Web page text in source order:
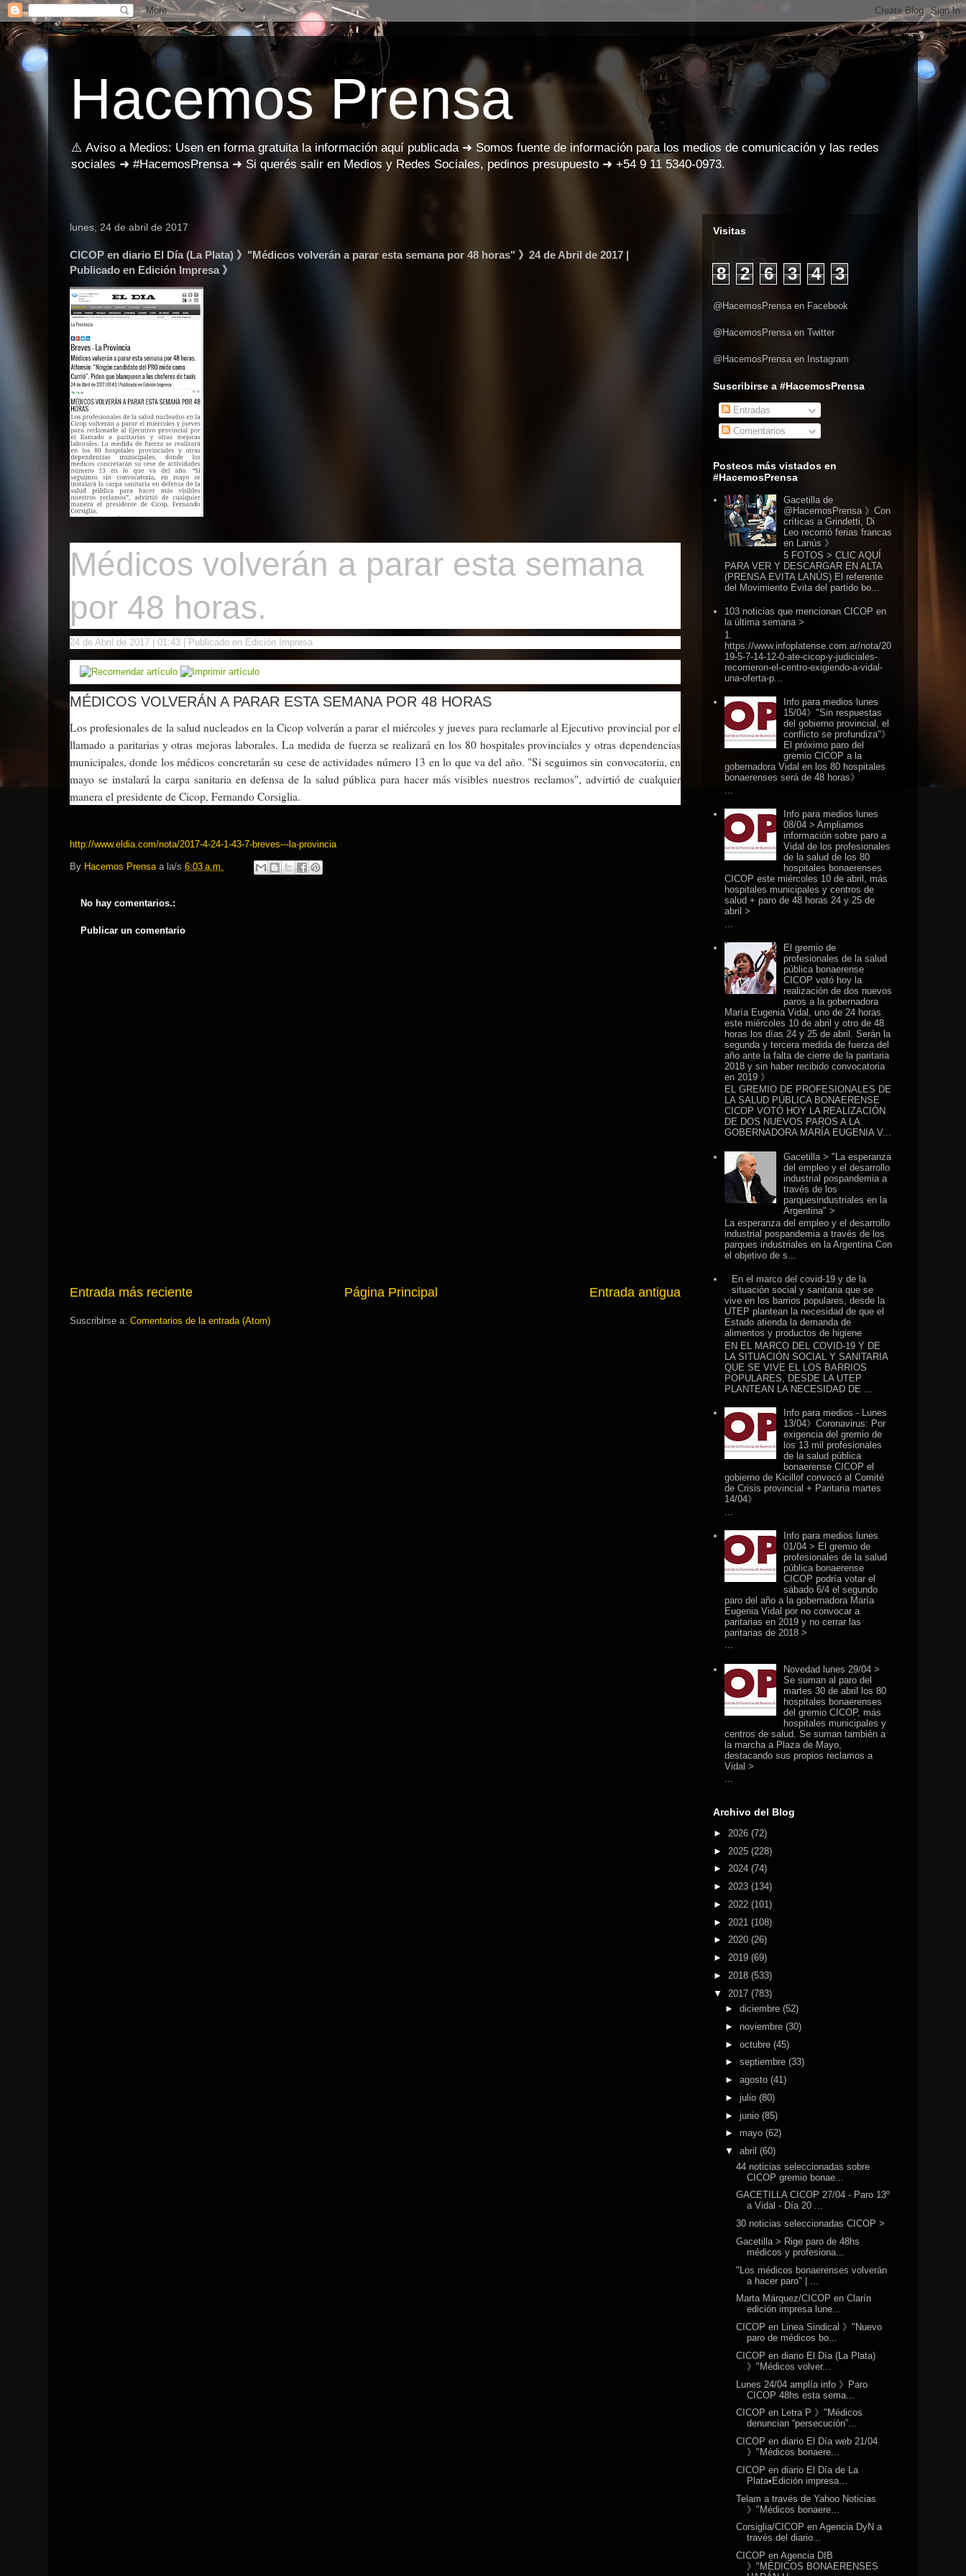
Hacemos Prensa
⚠️ Aviso a Medios: Usen en forma gratuita la información aquí publicada ➜ Somos fuente de información para los medios de comunicación y las redes
sociales ➜ #HacemosPrensa ➜ Si querés salir en Medios y Redes Sociales, pedinos presupuesto ➜ +54 9 11 5340-0973.
lunes, 24 de abril de 2017
CICOP en diario El Día (La Plata) 》"Médicos volverán a parar esta semana por 48 horas" 》24 de Abril de 2017 |
Publicado en Edición Impresa 》
Médicos volverán a parar esta semana
por 48 horas.
24 de Abril de 2017 | 01:43 | Publicado en Edición Impresa
MÉDICOS VOLVERÁN A PARAR ESTA SEMANA POR 48 HORAS
Los profesionales de la salud nucleados en la Cicop volverán a parar el miércoles y jueves para reclamarle al Ejecutivo provincial por el
llamado a paritarias y otras mejoras laborales. La medida de fuerza se realizará en los 80 hospitales provinciales y otras dependencias
municipales, donde los médicos concretarán su cese de actividades número 13 en lo que va del año. "Si seguimos sin convocatoria, en
mayo se instalará la carpa sanitaria en defensa de la salud pública para hacer más visibles nuestros reclamos", advirtió de cualquier
manera el presidente de Cicop, Fernando Corsiglia.
http://www.eldia.com/nota/2017-4-24-1-43-7-breves---la-provincia
By Hacemos Prensa a la/s 6:03 a.m.
No hay comentarios.:
Publicar un comentario
Entrada más reciente Entrada antigua
Página Principal
Suscribirse a: Comentarios de la entrada (Atom)
Visitas
8 2 6 3 4 3
@HacemosPrensa en Facebook
@HacemosPrensa en Twitter
@HacemosPrensa en Instagram
Suscribirse a #HacemosPrensa
Entradas
Comentarios
Posteos más vistados en
#HacemosPrensa
Gacetilla de
@HacemosPrensa 》Con
críticas a Grindetti, Di
Leo recorrió ferias francas
en Lanús 》
5 FOTOS > CLIC AQUÍ
PARA VER Y DESCARGAR EN ALTA
(PRENSA EVITA LANÚS) El referente
del Movimiento Evita del partido bo...
103 noticias que mencionan CICOP en
la última semana >
1.
https://www.infoplatense.com.ar/nota/20
19-5-7-14-12-0-ate-cicop-y-judiciales-
recorrieron-el-centro-exigiendo-a-vidal-
una-oferta-p...
Info para medios lunes
15/04》"Sin respuestas
del gobierno provincial, el
conflicto se profundiza"》
El próximo paro del
gremio CICOP a la
gobernadora Vidal en los 80 hospitales
bonaerenses será de 48 horas》
Info para medios lunes
08/04 > Ampliamos
información sobre paro a
Vidal de los profesionales
de la salud de los 80
hospitales bonaerenses
CICOP este miércoles 10 de abril, más
hospitales municipales y centros de
salud + paro de 48 horas 24 y 25 de
abril >
El gremio de
profesionales de la salud
pública bonaerense
CICOP votó hoy la
realización de dos nuevos
paros a la gobernadora
María Eugenia Vidal, uno de 24 horas
este miércoles 10 de abril y otro de 48
horas los días 24 y 25 de abril. Serán la
segunda y tercera medida de fuerza del
año ante la falta de cierre de la paritaria
2018 y sin haber recibido convocatoria
en 2019 》
EL GREMIO DE PROFESIONALES DE
LA SALUD PÚBLICA BONAERENSE
CICOP VOTÓ HOY LA REALIZACIÓN
DE DOS NUEVOS PAROS A LA
GOBERNADORA MARÍA EUGENIA V...
Gacetilla > "La esperanza
del empleo y el desarrollo
industrial pospandemia a
través de los
parquesindustriales en la
Argentina" >
La esperanza del empleo y el desarrollo
industrial pospandemia a través de los
parques industriales en la Argentina Con
el objetivo de s...
En el marco del covid-19 y de la
situación social y sanitaria que se
vive en los barrios populares, desde la
UTEP plantean la necesidad de que el
Estado atienda la demanda de
alimentos y productos de higiene
EN EL MARCO DEL COVID-19 Y DE
LA SITUACIÓN SOCIAL Y SANITARIA
QUE SE VIVE EL LOS BARRIOS
POPULARES, DESDE LA UTEP
PLANTEAN LA NECESIDAD DE ...
Info para medios - Lunes
13/04》Coronavirus: Por
exigencia del gremio de
los 13 mil profesionales
de la salud pública
bonaerense CICOP el
gobierno de Kicillof convocó al Comité
de Crisis provincial + Paritaria martes
14/04》
Info para medios lunes
01/04 > El gremio de
profesionales de la salud
pública bonaerense
CICOP podría votar el
sábado 6/4 el segundo
paro del año a la gobernadora María
Eugenia Vidal por no convocar a
paritarias en 2019 y no cerrar las
paritarias de 2018 >
...
Novedad lunes 29/04 >
Se suman al paro del
martes 30 de abril los 80
hospitales bonaerenses
del gremio CICOP, más
hospitales municipales y
centros de salud. Se suman también a
la marcha a Plaza de Mayo,
destacando sus propios reclamos a
Vidal >
...
Archivo del Blog
► 2026 (72)
► 2025 (228)
► 2024 (74)
► 2023 (134)
► 2022 (101)
► 2021 (108)
► 2020 (26)
► 2019 (69)
► 2018 (533)
▼ 2017 (783)
► diciembre (52)
► noviembre (30)
► octubre (45)
► septiembre (33)
► agosto (41)
► julio (80)
► junio (85)
► mayo (62)
▼ abril (60)
44 noticias seleccionadas sobre
CICOP gremio bonae...
GACETILLA CICOP 27/04 - Paro 13º
a Vidal - Día 20 ...
30 noticias seleccionadas CICOP >
Gacetilla > Rige paro de 48hs
médicos y profesiona...
"Los médicos bonaerenses volverán
a hacer paro" | ...
Marta Márquez/CICOP en Clarín
edición impresa lune...
CICOP en Linea Sindical 》"Nuevo
paro de médicos bo...
CICOP en diario El Día (La Plata)
》"Médicos volver...
Lunes 24/04 amplía info 》Paro
CICOP 48hs esta sema...
CICOP en Letra P 》"Médicos
denuncian “persecución”...
CICOP en diario El Día web 21/04
》"Médicos bonaere...
CICOP en diario El Día de La
Plata▪Edición impresa...
Telam a través de Yahoo Noticias
》"Médicos bonaere...
Corsiglia/CICOP en Agencia DyN a
través del diario...
CICOP en Agencia DIB
》"MÉDICOS BONAERENSES